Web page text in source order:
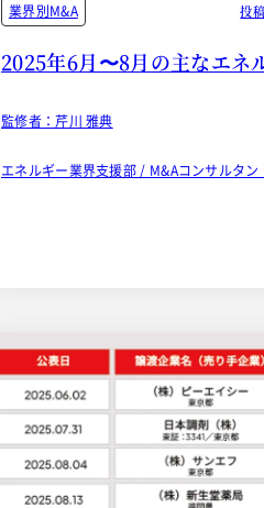
業界別M&A 投
2025年6月〜8月の主なエネ
監修者：芹川 雅典
エネルギー業界支援部 / M&Aコンサルタン